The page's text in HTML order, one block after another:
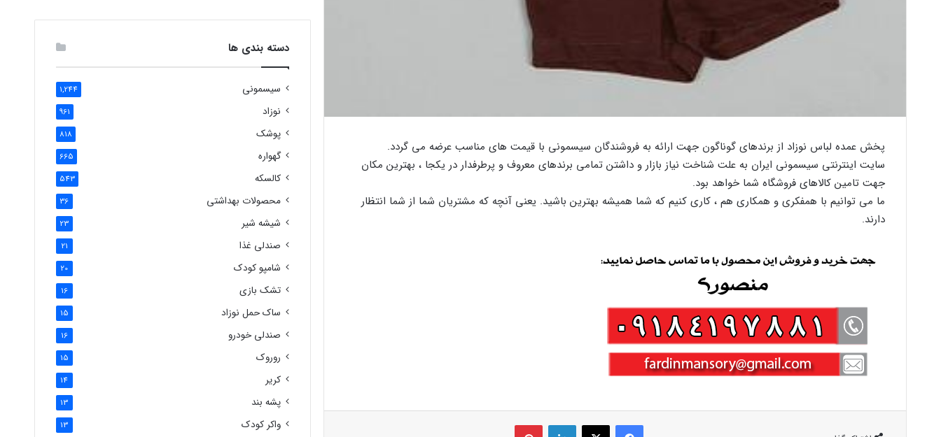
پخش عمده لباس نوزاد از برندهای گوناگون جهت ارائه به فروشندگان سیسمونی با قیمت های مناسب عرضه می گردد.
سایت اینترنتی سیسمونی ایران به علت شناخت نیاز بازار و داشتن تمامی برندهای معروف و پرطرفدار در یکجا ، بهترین مکان
جهت تامین کالاهای فروشگاه شما خواهد بود.
ما می توانیم با همفکری و همکاری هم ، کاری کنیم که شما همیشه بهترین باشید. یعنی آنچه که مشتریان شما از شما انتظار
دارند.
فیس بوک X لینکدین ‫پین‌ترست
دسته بندی ها
سیسمونی 1,244
نوزاد 961
پوشک 818
گهواره 665
کالسکه 543
محصولات بهداشتی 36
شیشه شیر 23
صندلی غذا 21
شامپو کودک 20
تشک بازی 16
ساک حمل نوزاد 15
صندلی خودرو 16
روروک 15
کریر 14
پشه بند 13
واکر کودک 13